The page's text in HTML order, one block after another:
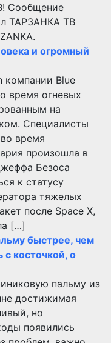
Сообщение
ТАРЗАНКА ТВ
и огромный
компании Blue
время огневых
на
Специалисты
время
произошла в
Безоса
к статусу
тяжелых
после Space X,
[…]
быстрее, чем
с косточкой, о
пальму из
достижимая
но
появились